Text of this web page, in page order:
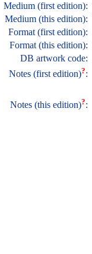
Medium (first edition):
Medium (this edition):
Format (first edition):
Format (this edition):
DB artwork code:
Notes (first edition)?:
Notes (this edition)?: